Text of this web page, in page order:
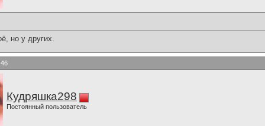
но у других.
Кудряшка298
Постоянный пользователь